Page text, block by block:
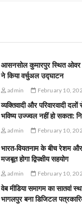
आसनसोल कुमारपुर स्थित ओवर
ने किया वर्चुअल उद्घाटन
admin February 10,
व्यक्तिवादी और परिवारवादी
भविष्य उज्ज्वल नहीं हो सकता:
admin February 10,
भारत-वियतनाम के बीच रेशम
मजबूत होगा द्विपक्षीय सहयोग
admin February 10,
वेब मीडिया समागम का सातवां
भागलपुर बना डिजिटल